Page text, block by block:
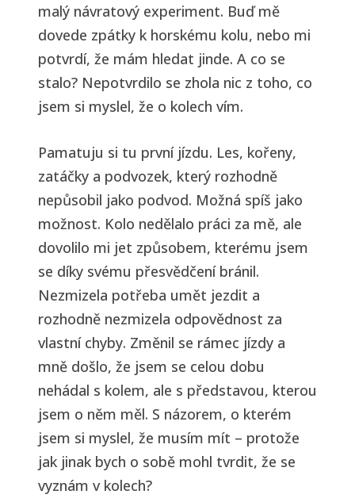
malý návratový experiment. Buď mě
dovede zpátky k horskému kolu, nebo mi
potvrdí, že mám hledat jinde. A co se
stalo? Nepotvrdilo se zhola nic z toho, co
jsem si myslel, že o kolech vím.
Pamatuju si tu první jízdu. Les, kořeny,
zatáčky a podvozek, který rozhodně
nepůsobil jako podvod. Možná spíš jako
možnost. Kolo nedělalo práci za mě, ale
dovolilo mi jet způsobem, kterému jsem
se díky svému přesvědčení bránil.
Nezmizela potřeba umět jezdit a
rozhodně nezmizela odpovědnost za
vlastní chyby. Změnil se rámec jízdy a
mně došlo, že jsem se celou dobu
nehádal s kolem, ale s představou, kterou
jsem o něm měl. S názorem, o kterém
jsem si myslel, že musím mít – protože
jak jinak bych o sobě mohl tvrdit, že se
vyznám v kolech?